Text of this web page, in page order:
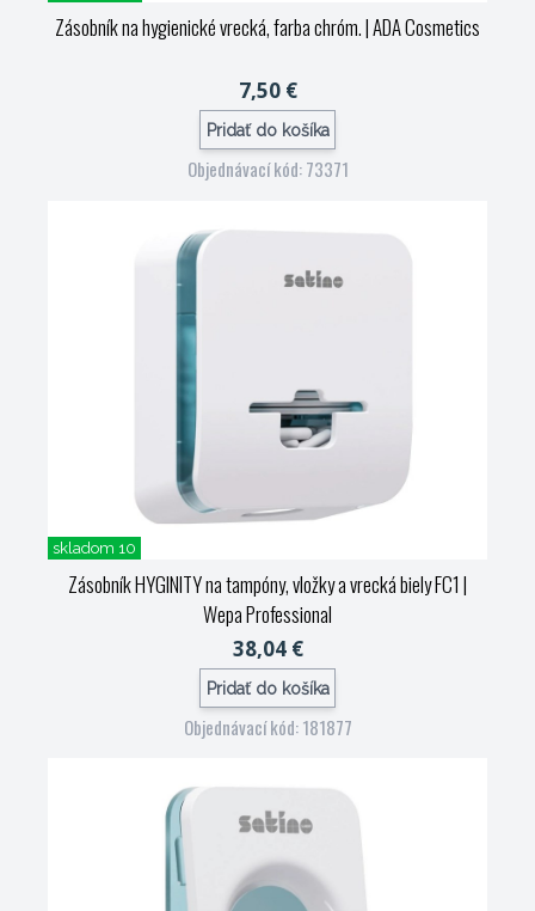
Zásobník na hygienické vrecká, farba chróm.| ADA Cosmetics
7,50 €
Pridať do košíka
Objednávací kód: 73371
skladom 10
Zásobník HYGINITY na tampóny, vložky a vrecká biely FC1 |
Wepa Professional
38,04 €
Pridať do košíka
Objednávací kód: 181877